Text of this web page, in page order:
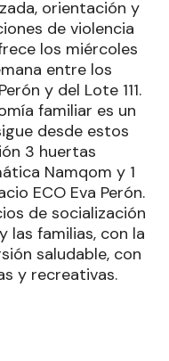
orientación y
de violencia
los miércoles
entre los
y del Lote 111.
familiar es un
desde estos
3 huertas
Namqom y 1
ECO Eva Perón.
de socialización
las familias, con la
saludable, con
y recreativas.